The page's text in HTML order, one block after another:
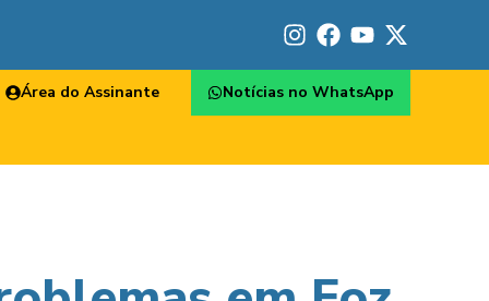
Área do Assinante Notícias no WhatsApp